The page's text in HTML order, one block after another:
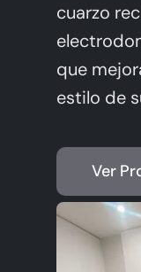
cuarzo
que
estilo de
Ver